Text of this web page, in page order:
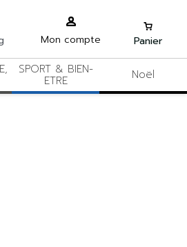
Mon compte Panier
SPORT & BIEN-
ETRE Noël